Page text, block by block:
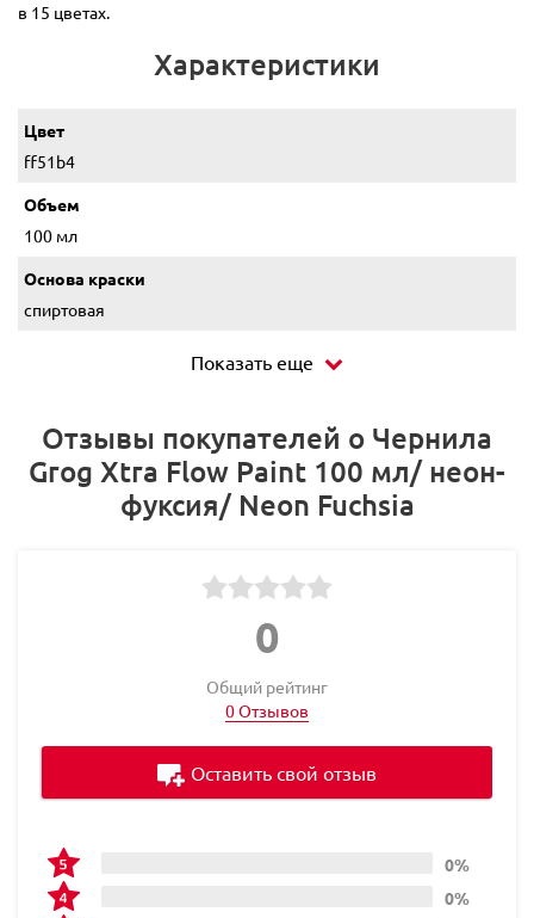
в 15 цветах.
Характеристики
Цвет
ff51b4
Объем
100 мл
Основа краски
спиртовая
Показать еще
Отзывы покупателей о Чернила
Grog Xtra Flow Paint 100 мл/ неон-
фуксия/ Neon Fuchsia
0
Общий рейтинг
0 Отзывов
0%
0%
Оставить свой отзыв